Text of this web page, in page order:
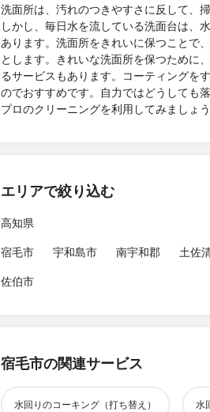
洗面所は、汚れのつきやすさに反して、
しかし、毎日水を流している洗面台は、
あります。洗面所をきれいに保つことで
とします。きれいな洗面所を保つために
るサービスもあります。コーティングを
のでおすすめです。自力ではどうしても
プロのクリーニングを利用してみましょう
エリアで絞り込む
高知県
宿毛市
宇和島市 南宇和郡 土佐
佐伯市
宿毛市の関連サービス
水回りのコーキング（打ち替え） 水